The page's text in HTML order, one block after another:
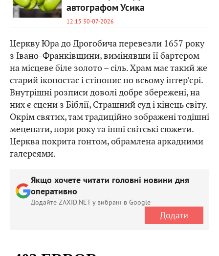
автографом Усика
12:15 30-07-2026
Церкву Юра до Дрогобича перевезли 1657 року
з Івано-Франківщини, вимінявши її бартером
на місцеве біле золото – сіль. Храм має такий же
старий іконостас і стінопис по всьому інтер’єрі.
Внутрішні розписи доволі добре збережені, на
них є сцени з Біблії, Страшний суд і кінець світу.
Окрім святих, там традиційно зображені тодішні
меценати, пори року та інші світські сюжети.
Церква покрита ґонтом, обрамлена аркадними
галереями.
Якщо хочете читати головні новини дня
оперативно
Додайте ZAXID.NET у вибрані в Google
Додати